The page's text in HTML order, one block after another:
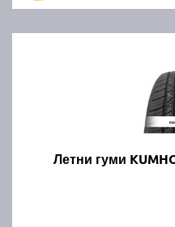
Летни гуми